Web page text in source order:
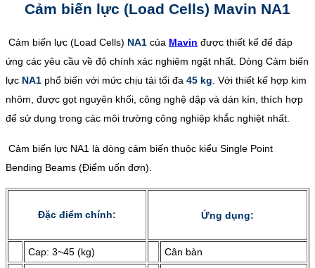
Cảm biến lực (Load Cells) Mavin NA1
Cảm biến lực (Load Cells) NA1 của Mavin được thiết kế để đáp
ứng các yêu cầu về độ chính xác nghiêm ngặt nhất. Dòng Cảm biến
lực NA1 phổ biến với mức chịu tải tối đa 45 kg. Với thiết kế hợp kim
nhôm, được gọt nguyên khối, công nghệ dập và dán kín, thích hợp
để sử dụng trong các môi trường công nghiệp khắc nghiệt nhất.
Cảm biến lực NA1 là dòng cảm biến thuộc kiểu Single Point
Bending Beams (Điểm uốn đơn).
Đặc điểm chính: Ứng dụng:
Cap: 3~45 (kg)
Cân bàn